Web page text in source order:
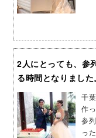
2人にとっても、参
る時間となりました。
千
作
参
っ